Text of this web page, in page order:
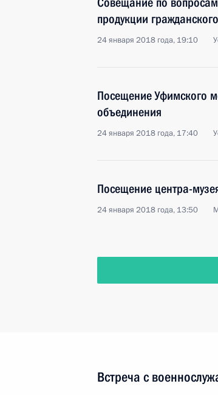
продукции
24 января 2018 года, 19:10
Посещение Уфимского
объединения
24 января 2018 года, 17:40
Посещение центра-
24 января 2018 года, 13:50
Встреча с